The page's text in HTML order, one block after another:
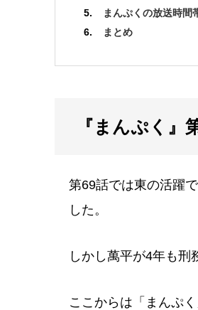
まんぷくの放送時間
まとめ
『まんぷく
第69話では東の活躍
した。
しかし萬平が4年も刑
ここからは「まんぷ